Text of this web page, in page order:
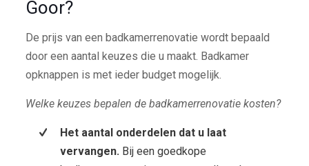
Goor?
De prijs van een badkamerrenovatie wordt bepaald
door een aantal keuzes die u maakt. Badkamer
opknappen is met ieder budget mogelijk.
Welke keuzes bepalen de badkamerrenovatie kosten?
Het aantal onderdelen dat u laat
vervangen. Bij een goedkope